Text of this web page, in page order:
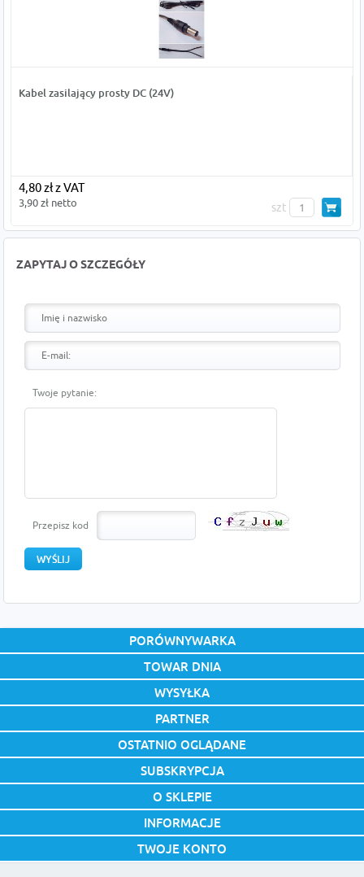
Kabel zasilający prosty DC (24V)
4,80 zł z VAT
3,90 zł netto szt
ZAPYTAJ O SZCZEGÓŁY
Twoje pytanie:
Przepisz kod
PORÓWNYWARKA
TOWAR DNIA
WYSYŁKA
PARTNER
OSTATNIO OGLĄDANE
SUBSKRYPCJA
O SKLEPIE
INFORMACJE
TWOJE KONTO